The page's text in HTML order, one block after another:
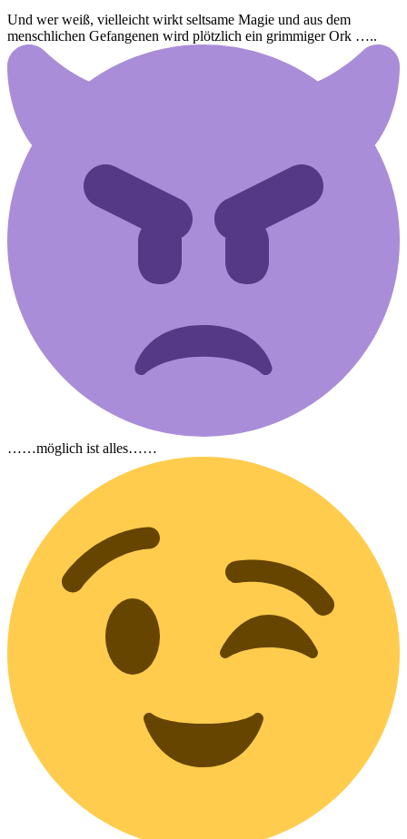
Und wer weiß, vielleicht wirkt seltsame Magie und aus dem
menschlichen Gefangenen wird plötzlich ein grimmiger Ork …..
……möglich ist alles……